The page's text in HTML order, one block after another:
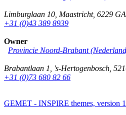
Limburglaan 10 Maastricht, 6229 GA
+31 (0)43 389 8939
Owner
Provincie Noord-Brabant
Brabantlaan 1 's-Hertogenbosch
+31 (0)73 680 82 66
GEMET - INSPIRE themes, version